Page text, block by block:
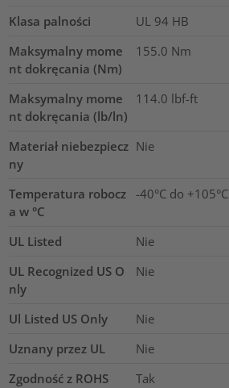
Klasa palności
UL 94 HB
Maksymalny mome
nt dokręcania (Nm)
155.0 Nm
Maksymalny mome
nt dokręcania (lb/ln)
114.0 lbf-ft
Materiał niebezpiecz
ny
Nie
Temperatura robocz
a w °C
-40°C do +105°C
UL Listed
Nie
UL Recognized US O
nly
Nie
Ul Listed US Only
Nie
Uznany przez UL
Nie
Zgodność z ROHS
Tak